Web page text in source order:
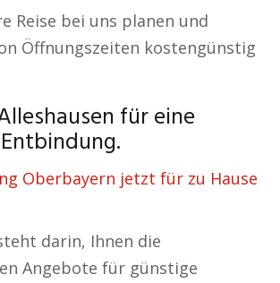
Reise bei uns planen und
Öffnungszeiten kostengünstig
für eine
Oberbayern jetzt für zu Hause
darin, Ihnen die
Angebote für günstige